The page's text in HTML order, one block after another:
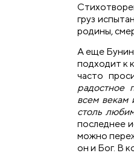
груз
родины,
А еще Бунин
подходит к
часто
радостное
всем векам
столь
последнее
можно
он и Бог. В